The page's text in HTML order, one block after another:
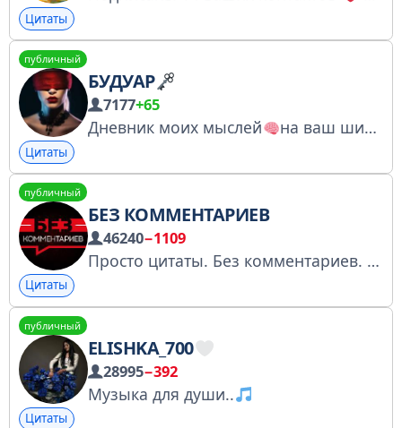
Цитаты
публичный
БУДУАР
7177+65
Дневник моих мыслей на ваш шикарный вкус
Цитаты
публичный
БЕЗ КОММЕНТАРИЕВ
46240−1109
Просто цитаты. Без комментариев. Для связи - @nocomments_admin По вопросам сотрудничества - @JohnSmithNow Регистрация в РКН https://clck.ru/3FTP6V
Цитаты
публичный
ELISHKA_700
28995−392
Музыка для души..
Цитаты